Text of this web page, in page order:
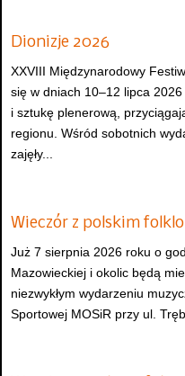
Dionizje 2026
XXVIII Międzynarodowy
się w dniach 10–12 lipca 2026
i sztukę plenerową,
regionu. Wśród sobotnich
zajęły...
Wieczór z polskim
Już 7 sierpnia 2026 roku o
Mazowieckiej i okolic będą
niezwykłym wydarzeniu
Sportowej MOSiR przy ul.